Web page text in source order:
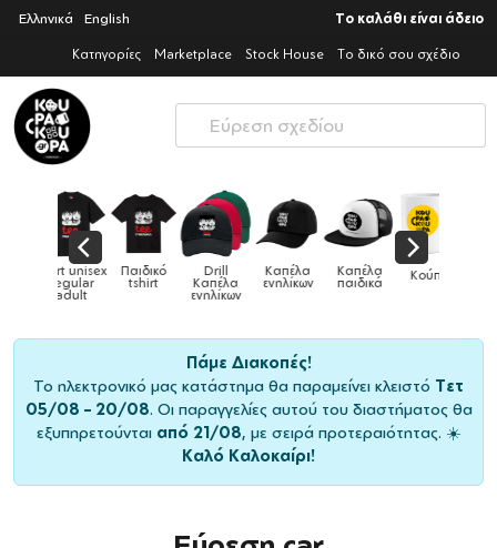
Ελληνικά English Το καλάθι είναι άδειο
Κατηγορίες Marketplace Stock House Το δικό σου σχέδιο
Drill
Καπέλα
ενηλίκων
Καπέλα
ενηλίκων
Καπέλα
παιδικά Κούπες Κούπες
ειδικές
Κούπες
χρωματιστές
Πάμε Διακοπές!
Το ηλεκτρονικό μας κατάστημα θα παραμείνει κλειστό Τετ
05/08 – 20/08. Οι παραγγελίες αυτού του διαστήματος θα
εξυπηρετούνται από 21/08, με σειρά προτεραιότητας. ☀️
Καλό Καλοκαίρι!